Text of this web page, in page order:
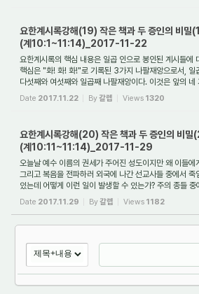
요한계시록강해(19) 작은 책과 두 증인의 비밀
(계10:1~11:14)_2017-11-22
요한계시록의 핵심 내용은 일곱 인으로 봉인된 계시들에
핵심은 "화! 화! 화!"로 기록된 3가지 나팔재앙으로서, 일
다섯째와 여섯째와 일곱째 나팔재앙이다. 이것은 앞의 네
Date 2017.11.22 By갈렙 Views 1320
요한계시록강해(20) 작은 책과 두 증인의 비밀
(계10:11~11:14)_2017-11-29
오늘날 예수 이름의 권세가 주어진 성도이지만 왜 이들
그리고 복음을 전파하러 외국에 나간 선교사들 중에서 죽
있는데 어떻게 이런 일이 발생할 수 있는가? 주의 종들
Date 2017.11.29 By갈렙 Views 1182